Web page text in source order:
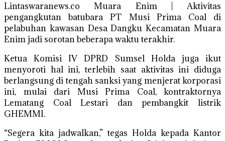
Lintaswaranews.co Muara Enim | Aktivitas
pengangkutan batubara PT Musi Prima Coal di
pelabuhan kawasan Desa Dangku Kecamatan Muara
Enim jadi sorotan beberapa waktu terakhir.
Ketua Komisi IV DPRD Sumsel Holda juga ikut
menyoroti hal ini, terlebih saat aktivitas ini diduga
berlangsung di tengah sanksi yang menjerat korporasi
ini, mulai dari Musi Prima Coal, kontraktornya
Lematang Coal Lestari dan pembangkit listrik
GHEMMI.
“Segera kita jadwalkan,” tegas Holda kepada Kantor